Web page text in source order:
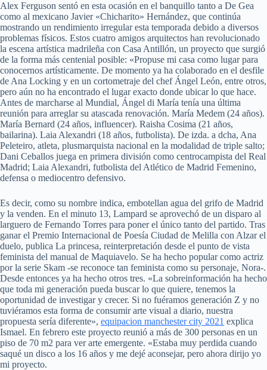
Alex Ferguson sentó en esta ocasión en el banquillo tanto a De Gea
como al mexicano Javier «Chicharito» Hernández, que continúa
mostrando un rendimiento irregular esta temporada debido a diversos
problemas físicos. Estos cuatro amigos arquitectos han revolucionado
la escena artística madrileña con Casa Antillón, un proyecto que surgió
de la forma más centenial posible: «Propuse mi casa como lugar para
conocernos artísticamente. De momento ya ha colaborado en el desfile
de Ana Locking y en un cortometraje del chef Ángel León, entre otros,
pero aún no ha encontrado el lugar exacto donde ubicar lo que hace.
Antes de marcharse al Mundial, Ángel di María tenía una última
reunión para arreglar su atascada renovación. María Medem (24 años).
María Bernard (24 años, influencer). Raisha Cosima (21 años,
bailarina). Laia Alexandri (18 años, futbolista). De izda. a dcha, Ana
Peleteiro, atleta, plusmarquista nacional en la modalidad de triple salto;
Dani Ceballos juega en primera división como centrocampista del Real
Madrid; Laia Alexandri, futbolista del Atlético de Madrid Femenino,
defensa o mediocentro defensivo.
Es decir, como su nombre indica, embotellan agua del grifo de Madrid
y la venden. En el minuto 13, Lampard se aprovechó de un disparo al
larguero de Fernando Torres para poner el único tanto del partido. Tras
ganar el Premio Internacional de Poesía Ciudad de Melilla con Alzar el
duelo, publica La princesa, reinterpretación desde el punto de vista
feminista del manual de Maquiavelo. Se ha hecho popular como actriz
por la serie Skam -se reconoce tan feminista como su personaje, Nora-.
Desde entonces ya ha hecho otros tres. «La sobreinformación ha hecho
que toda mi generación pueda buscar lo que quiere, tenemos la
oportunidad de investigar y crecer. Si no fuéramos generación Z y no
tuviéramos esta forma de consumir arte visual a diario, nuestra
propuesta sería diferente», equipacion manchester city 2021 explica
Ismael. En febrero este proyecto reunió a más de 300 personas en un
piso de 70 m2 para ver arte emergente. «Estaba muy perdida cuando
saqué un disco a los 16 años y me dejé aconsejar, pero ahora dirijo yo
mi proyecto.